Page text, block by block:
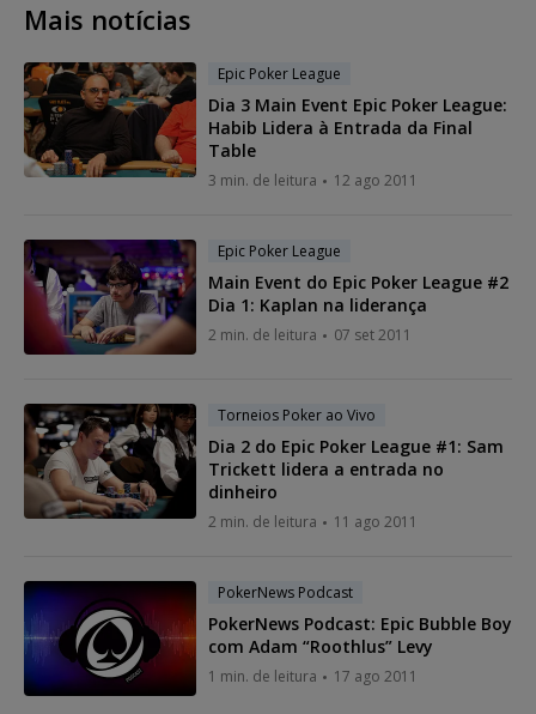
Mais notícias
Epic Poker League
Dia 3 Main Event Epic Poker League:
Habib Lidera à Entrada da Final
Table
3 min. de leitura 12 ago 2011
Epic Poker League
Main Event do Epic Poker League #2
Dia 1: Kaplan na liderança
2 min. de leitura 07 set 2011
Torneios Poker ao Vivo
Dia 2 do Epic Poker League #1: Sam
Trickett lidera a entrada no
dinheiro
2 min. de leitura 11 ago 2011
PokerNews Podcast
PokerNews Podcast: Epic Bubble Boy
com Adam “Roothlus” Levy
1 min. de leitura 17 ago 2011